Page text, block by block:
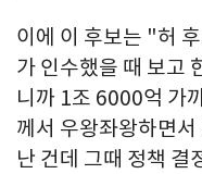
이에 이 후보는 "허
가 인수했을 때 보고
니까 1조 6000억 가
께서 우왕좌왕하면
난 건데 그때 정책 결